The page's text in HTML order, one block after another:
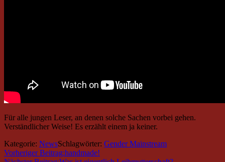
Für alle jungen Leser, an denen solche Sachen vorbei gehen.
Verständlicher Weise! Es erzählt einem ja keiner.
Kategorie: NewsSchlagwörter: Gender Mainstream
Vorheriger Beitrag:handmade!